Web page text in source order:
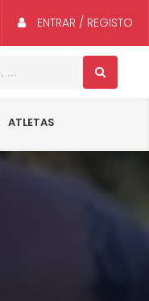
ENTRAR / REGISTO
ATLETAS